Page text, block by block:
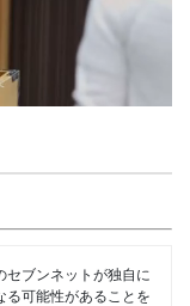
セブンネットが独自に
る可能性があることを